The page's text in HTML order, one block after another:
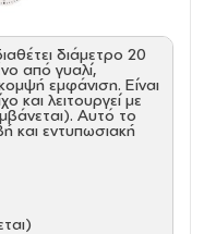
διάμετρο 20
από γυαλί,
εμφάνιση. Είναι
και λειτουργεί με
Αυτό το
και εντυπωσιακή